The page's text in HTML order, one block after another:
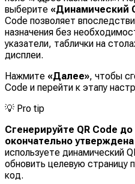
выберите «Динамический
Code позволяет
назначения без
указатели, таблички на
дисплеи.
Нажмите «Далее», чтобы
Code и перейти к этапу
💡 Pro tip
Сгенерируйте QR Code
окончательно
используете динамический
обновить целевую страницу
код.